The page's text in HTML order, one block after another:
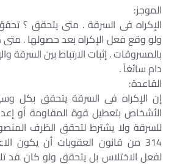
الموجز:
الإكراه فى السرقة . متى يتحقق ؟
ولو وقع فعل الإكراه بعد حصولها . متى
بالمسروقات . إثبات الارتباط بين السرقة
دام سائغاً .
القاعدة:
إن الإكراه فى السرقة يتحقق بكل
الأشخاص بتعطيل قوة المقاومة أو
للسرقة ولا يشترط لتحقق الظرف
314 من قانون العقوبات أن يكون
لفعل الاختلاس بل يتحقق ولو كان قد